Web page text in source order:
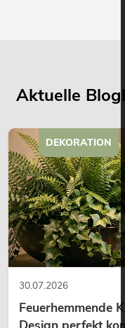
Aktuelle
30.07.2026
Feuerhemmende
DEKORATION